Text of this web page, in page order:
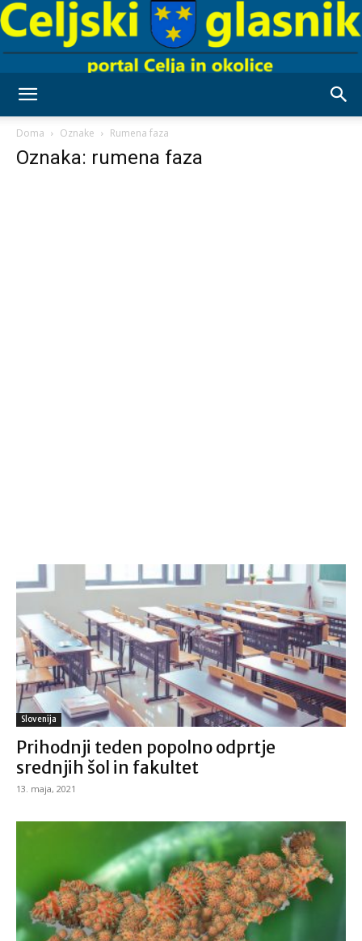
Doma Oznake Rumena faza
Oznaka: rumena faza
Slovenija
Prihodnji teden popolno odprtje
srednjih šol in fakultet
13. maja, 2021